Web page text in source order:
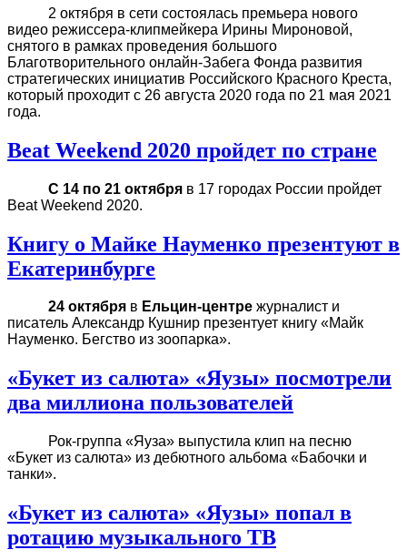
2 октября в сети состоялась премьера нового
видео режиссера-клипмейкера Ирины Мироновой,
снятого в рамках проведения большого
Благотворительного онлайн-Забега Фонда развития
стратегических инициатив Российского Красного Креста,
который проходит с 26 августа 2020 года по 21 мая 2021
года.
Beat Weekend 2020 пройдет по стране
С 14 по 21 октября в 17 городах России пройдет
Beat Weekend 2020.
Книгу о Майке Науменко презентуют в
Екатеринбурге
24 октября в Ельцин-центрежурналист и
писатель Александр Кушнир презентует книгу «Майк
Науменко. Бегство из зоопарка».
«Букет из салюта» «Яузы» посмотрели
два миллиона пользователей
Рок-группа «Яуза» выпустила клип на песню
«Букет из салюта» из дебютного альбома «Бабочки и
танки».
«Букет из салюта» «Яузы» попал в
ротацию музыкального ТВ